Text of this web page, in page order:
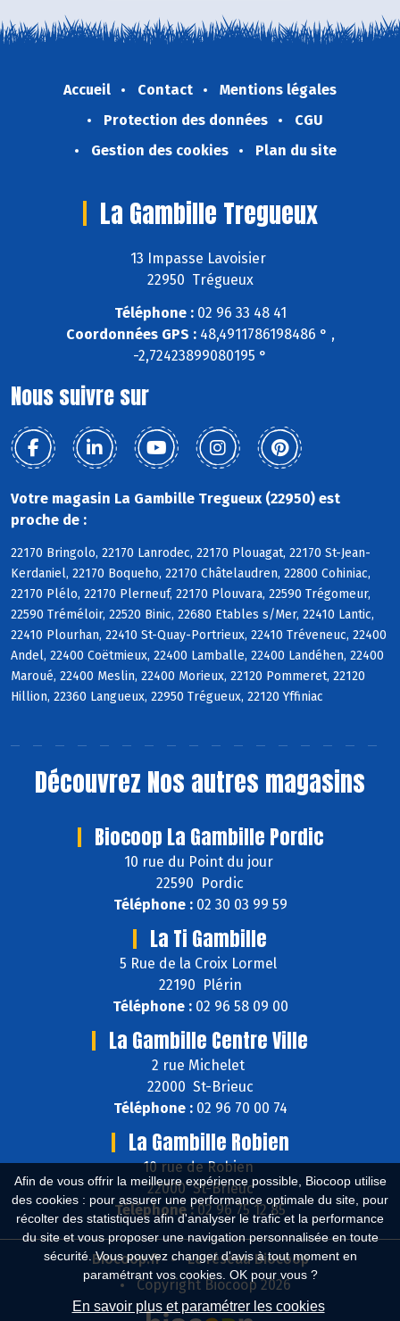
Afin de vous offrir la meilleure expérience possible, Biocoop utilise
des cookies : pour assurer une performance optimale du site, pour
récolter des statistiques afin d'analyser le trafic et la performance
du site et vous proposer une navigation personnalisée en toute
sécurité. Vous pouvez changer d'avis à tout moment en
paramétrant vos cookies. OK pour vous ?
En savoir plus et paramétrer les cookies
Accueil Contact
Mentions légales
Protection des données
CGU
Gestion des cookies
Plan du site
La Gambille Tregueux
13 Impasse Lavoisier
22950 Trégueux
Téléphone :02 96 33 48 41
Coordonnées GPS :48,4911786198486 ° ,
-2,72423899080195 °
Nous suivre sur
Votre magasin La Gambille Tregueux (22950) est
proche de :
22170 Bringolo, 22170 Lanrodec, 22170 Plouagat, 22170 St-Jean-
Kerdaniel, 22170 Boqueho, 22170 Châtelaudren, 22800 Cohiniac,
22170 Plélo, 22170 Plerneuf, 22170 Plouvara, 22590 Trégomeur,
22590 Tréméloir, 22520 Binic, 22680 Etables s/Mer, 22410 Lantic,
22410 Plourhan, 22410 St-Quay-Portrieux, 22410 Tréveneuc, 22400
Andel, 22400 Coëtmieux, 22400 Lamballe, 22400 Landéhen, 22400
Maroué, 22400 Meslin, 22400 Morieux, 22120 Pommeret, 22120
Hillion, 22360 Langueux, 22950 Trégueux, 22120 Yffiniac
Découvrez Nos autres magasins
Biocoop La Gambille Pordic
10 rue du Point du jour
22590 Pordic
Téléphone :02 30 03 99 59
La Ti Gambille
5 Rue de la Croix Lormel
22190 Plérin
Téléphone :02 96 58 09 00
La Gambille Centre Ville
2 rue Michelet
22000 St-Brieuc
Téléphone :02 96 70 00 74
La Gambille Robien
10 rue de Robien
22000 St-Brieuc
Téléphone :02 96 75 12 85
Biocoop.fr
Le réseau Biocoop
Copyright Biocoop 2026